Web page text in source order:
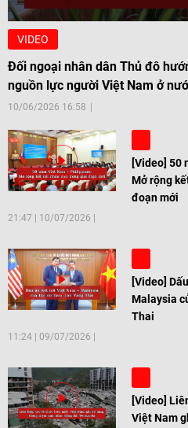
VIDEO
Đối ngoại nhân dân Thủ đô
nguồn lực người Việt Nam ở
10/06/2026 16:58
[Video] 50
Mở rộng
đoạn mới
21:47 10/07/2026
[Video]
Malaysia
Thai
11:24 09/07/2026
[Video]
Việt Nam